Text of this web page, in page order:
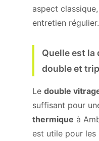
aspect
entretien régulier.
Quelle est
double et
Le double
suffisant pour
thermique à
est utile pour les